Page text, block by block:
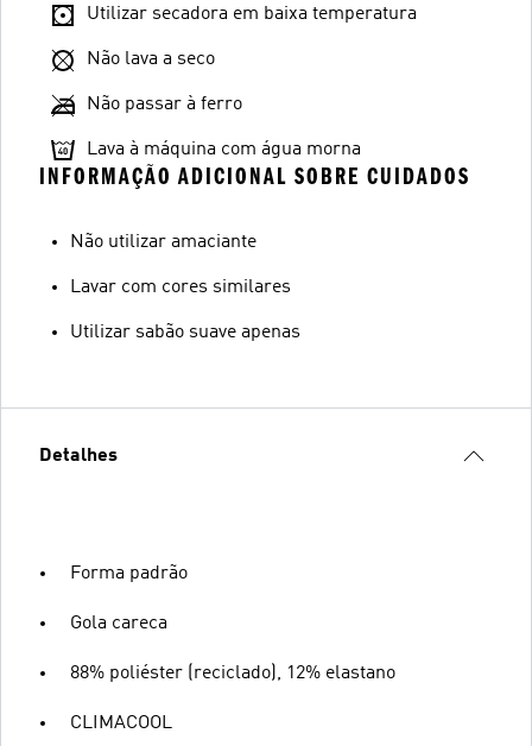
Utilizar secadora em baixa temperatura
Não lava a seco
Não passar à ferro
Lava à máquina com água morna
INFORMAÇÃO ADICIONAL SOBRE CUIDADOS
Não utilizar amaciante
Lavar com cores similares
Utilizar sabão suave apenas
Detalhes
Forma padrão
Gola careca
88% poliéster (reciclado), 12% elastano
CLIMACOOL